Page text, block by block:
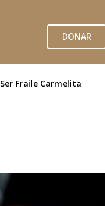
DONAR
Ser Fraile Carmelita